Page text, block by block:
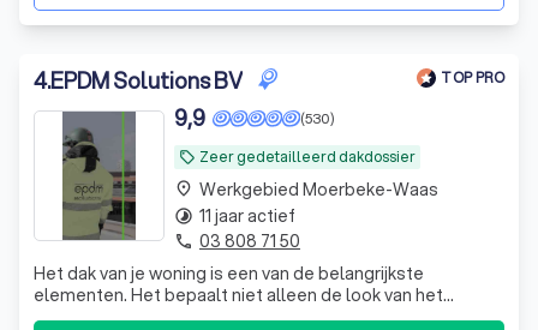
4.EPDM Solutions BV TOP PRO
local_offer Zeer gedetailleerd dakdossier
(530)
9,9
Het dak van je woning is een van de belangrijkste
elementen. Het bepaalt niet alleen de look van het
geheel, maar beschermt ook tegen alle invloeden van
place Werkgebied Moerbeke-Waas
timelapse 11 jaar actief
phone 03 808 71 50